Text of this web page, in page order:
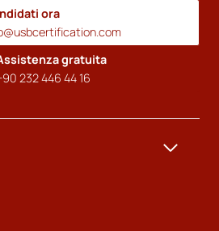
ora
gratuita
232 446 44 16